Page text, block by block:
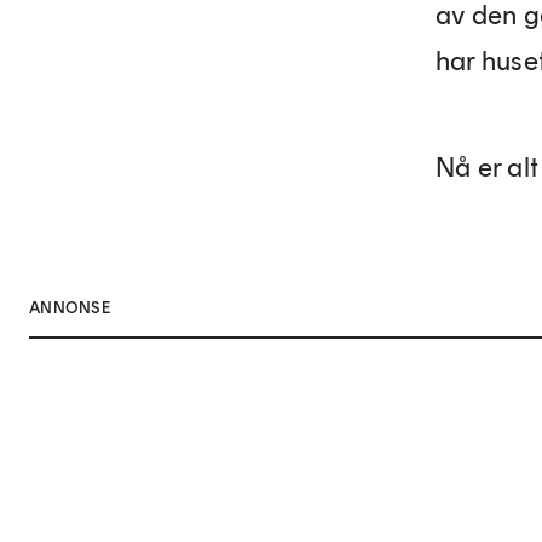
av den
har
Nå er
ANNONSE